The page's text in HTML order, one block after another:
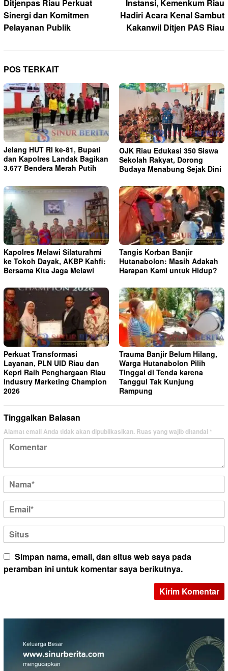
Ditjenpas Riau Perkuat
Sinergi dan Komitmen
Pelayanan Publik
Instansi, Kemenkum Riau
Hadiri Acara Kenal Sambut
Kakanwil Ditjen PAS Riau
POS TERKAIT
Jelang HUT RI ke-81, Bupati
dan Kapolres Landak Bagikan
3.677 Bendera Merah Putih
OJK Riau Edukasi 350 Siswa
Sekolah Rakyat, Dorong
Budaya Menabung Sejak Dini
Kapolres Melawi Silaturahmi
ke Tokoh Dayak, AKBP Kahfi:
Bersama Kita Jaga Melawi
Tangis Korban Banjir
Hutanabolon: Masih Adakah
Harapan Kami untuk Hidup?
Perkuat Transformasi
Layanan, PLN UID Riau dan
Kepri Raih Penghargaan Riau
Industry Marketing Champion
2026
Trauma Banjir Belum Hilang,
Warga Hutanabolon Pilih
Tinggal di Tenda karena
Tanggul Tak Kunjung
Rampung
Tinggalkan Balasan
Alamat email Anda tidak akan dipublikasikan. Ruas yang wajib ditandai*
Simpan nama, email, dan situs web saya pada
peramban ini untuk komentar saya berikutnya.